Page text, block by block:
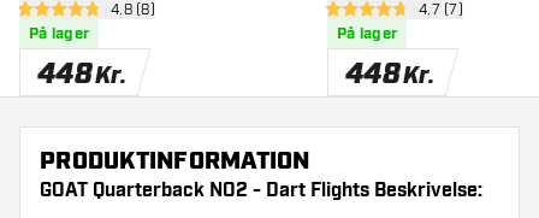
åbn anmeldelsespanel
4.8 bedømmelsesstjerner
4.8 (8)
På lager
448Kr.
åbn
4.7 bedømmelsesstjerner
4.7 (7)
På lager
448Kr.
PRODUKTINFORMATION
GOAT Quarterback NO2 - Dart Flights Beskrivelse: